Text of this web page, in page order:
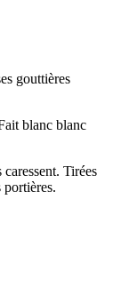
gouttières
blanc blanc
Tirées